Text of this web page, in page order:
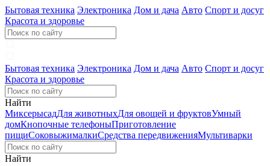
Бытовая техника Электроника Дом и дача Авто Спорт и досуг
Красота и здоровье
Бытовая техника Электроника Дом и дача Авто Спорт и досуг
Красота и здоровье
Найти
МиксерысадДля животныхДля овощей и фруктовУмный
домКнопочные телефоныПриготовление
пищиСоковыжималкиСредства передвиженияМультиварки
Найти